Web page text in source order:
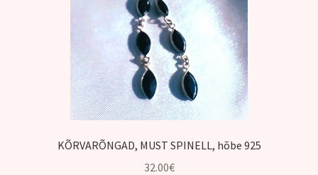
KÕRVARÕNGAD, MUST SPINELL, hõbe 925
32.00€